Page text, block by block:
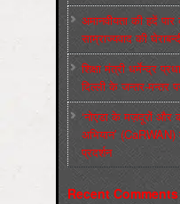
अमानवीयता की हदें
साम्राज्यवाद की
शिक्षा मंत्री धर्मेन्द्र
दिल्ली के जन्तर-मन्तर
‘नोएडा के मज़दूरों और
अभियान’
प्रदर्शन
Recent Comments